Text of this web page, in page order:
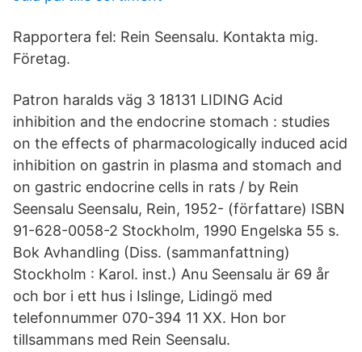
Rapportera fel: Rein Seensalu. Kontakta mig.
Företag.
Patron haralds väg 3 18131 LIDING Acid
inhibition and the endocrine stomach : studies
on the effects of pharmacologically induced acid
inhibition on gastrin in plasma and stomach and
on gastric endocrine cells in rats / by Rein
Seensalu Seensalu, Rein, 1952- (författare) ISBN
91-628-0058-2 Stockholm, 1990 Engelska 55 s.
Bok Avhandling (Diss. (sammanfattning)
Stockholm : Karol. inst.) Anu Seensalu är 69 år
och bor i ett hus i Islinge, Lidingö med
telefonnummer 070-394 11 XX. Hon bor
tillsammans med Rein Seensalu.